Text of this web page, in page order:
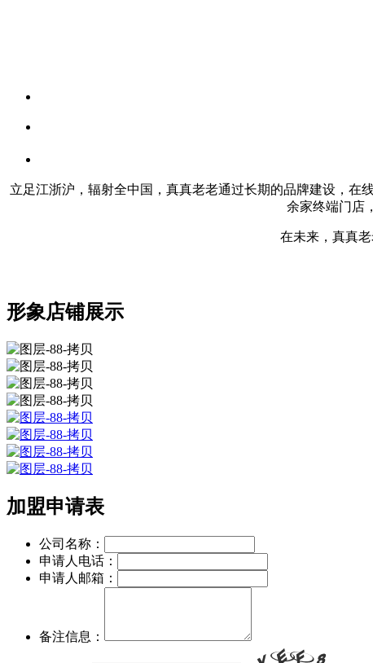
立足江浙沪，辐射全中国，真真老老通过长期的品牌建设，在
余家终端门店
在未来，真真
形象店铺展示
加盟申请表
公司名称：
申请人电话：
申请人邮箱：
备注信息：